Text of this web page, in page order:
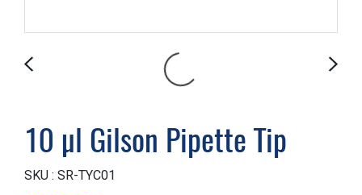
10 µl Gilson Pipette Tip
SKU : SR-TYC01